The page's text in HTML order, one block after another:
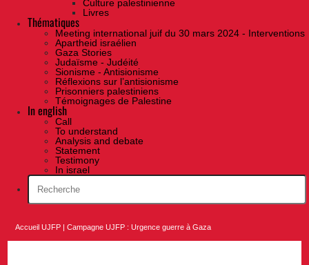
Culture palestinienne
Livres
Thématiques
Meeting international juif du 30 mars 2024 - Interventions
Apartheid israélien
Gaza Stories
Judaïsme - Judéité
Sionisme - Antisionisme
Réflexions sur l’antisionisme
Prisonniers palestiniens
Témoignages de Palestine
In english
Call
To understand
Analysis and debate
Statement
Testimony
In israel
Accueil UJFP |Campagne UJFP : Urgence guerre à Gaza